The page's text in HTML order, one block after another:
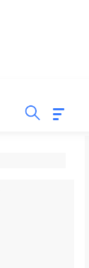
INSPIRASI BISNIS